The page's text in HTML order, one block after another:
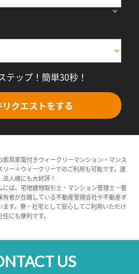
テップ！簡単30秒！
クエストをする
具家電付きウィークリーマンション・マンス
リー＋ウィークリーでのご利用も可能です。連
人様にも大好評！
は、宅地建物取引士・マンション管理士・管
者が在籍している不動産管理会社や不動産オ
す。寮・社宅として安心してご利用いただけ
にも便利です。
US